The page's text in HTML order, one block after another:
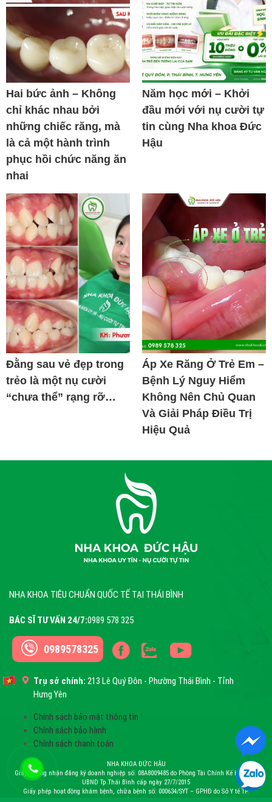
Hai bức ảnh – Không
chỉ khác nhau bởi
những chiếc răng, mà
là cả một hành trình
phục hồi chức năng ăn
nhai
Năm học mới – Khởi
đầu mới với nụ cười tự
tin cùng Nha khoa Đức
Hậu
Đằng sau vẻ đẹp trong
trẻo là một nụ cười
“chưa thể” rạng rỡ…
Áp Xe Răng Ở Trẻ Em –
Bệnh Lý Nguy Hiểm
Không Nên Chủ Quan
Và Giải Pháp Điều Trị
Hiệu Quả
NHA KHOA TIÊU CHUẨN QUỐC TẾ TẠI THÁI BÌNH
BÁC SĨ TƯ VẤN 24/7:0989 578 325
0989578325
Trụ sở chính: 213 Lê Quý Đôn - Phường Thái Bình - Tỉnh
Hưng Yên
Chính sách bảo mật thông tin
Chính sách bảo hành
Chính sách thanh toán
NHA KHOA ĐỨC HẬU
Giấy chứng nhận đăng ký doanh nghiệp số: 08A8009485 do Phòng Tài Chính Kế Hoạch –
UBND Tp.Thái Bình cấp ngày 27/7/2015
Giấy phép hoạt động khám bệnh, chữa bệnh số: 000634/SYT – GPHĐ do Sở Y tế TP.
Thái Bình cấp ngày 26/12/2016